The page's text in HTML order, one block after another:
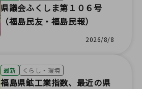
県議会ふくしま第１０６号
（福島民友・福島民報）
2026/8/8
最新 くらし・環境
福島県鉱工業指数、最近の県